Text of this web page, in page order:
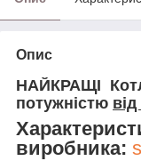
Опис
НАЙКРАЩІ
потужністю
виробника: